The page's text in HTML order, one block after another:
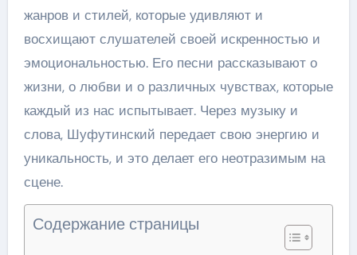
жанров и стилей, которые удивляют и
восхищают слушателей своей искренностью и
эмоциональностью. Его песни рассказывают о
жизни, о любви и о различных чувствах, которые
каждый из нас испытывает. Через музыку и
слова, Шуфутинский передает свою энергию и
уникальность, и это делает его неотразимым на
сцене.
Содержание страницы